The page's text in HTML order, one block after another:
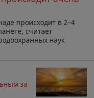
происходит в 2–4
считает
наук
за